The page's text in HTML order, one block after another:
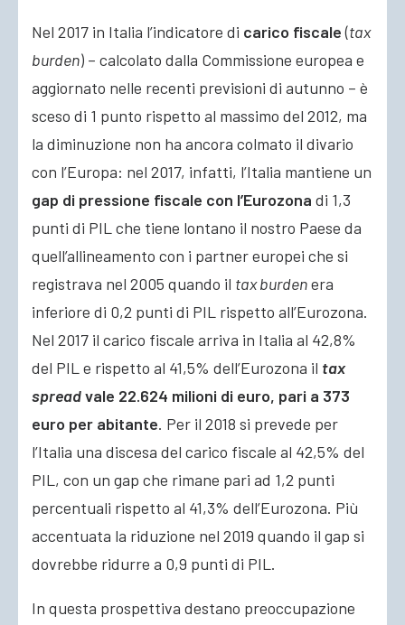
Nel 2017 in Italia l’indicatore di carico fiscale(tax
burden) – calcolato dalla Commissione europea e
aggiornato nelle recenti previsioni di autunno – è
sceso di 1 punto rispetto al massimo del 2012, ma
la diminuzione non ha ancora colmato il divario
con l’Europa: nel 2017, infatti, l’Italia mantiene un
gap di pressione fiscale con l’Eurozona di 1,3
punti di PIL che tiene lontano il nostro Paese da
quell’allineamento con i partner europei che si
registrava nel 2005 quando il tax burdenera
inferiore di 0,2 punti di PIL rispetto all’Eurozona.
Nel 2017 il carico fiscale arriva in Italia al 42,8%
del PIL e rispetto al 41,5% dell’Eurozona il tax
spreadvale 22.624 milioni di euro, pari a 373
euro per abitante. Per il 2018 si prevede per
l’Italia una discesa del carico fiscale al 42,5% del
PIL, con un gap che rimane pari ad 1,2 punti
percentuali rispetto al 41,3% dell’Eurozona. Più
accentuata la riduzione nel 2019 quando il gap si
dovrebbe ridurre a 0,9 punti di PIL.
In questa prospettiva destano preoccupazione